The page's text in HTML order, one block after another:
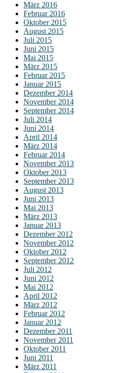
März 2016
Februar 2016
Oktober 2015
August 2015
Juli 2015
Juni 2015
Mai 2015
März 2015
Februar 2015
Januar 2015
Dezember 2014
November 2014
September 2014
Juli 2014
Juni 2014
April 2014
März 2014
Februar 2014
November 2013
Oktober 2013
September 2013
August 2013
Juni 2013
Mai 2013
März 2013
Januar 2013
Dezember 2012
November 2012
Oktober 2012
September 2012
Juli 2012
Juni 2012
Mai 2012
April 2012
März 2012
Februar 2012
Januar 2012
Dezember 2011
November 2011
Oktober 2011
Juni 2011
März 2011